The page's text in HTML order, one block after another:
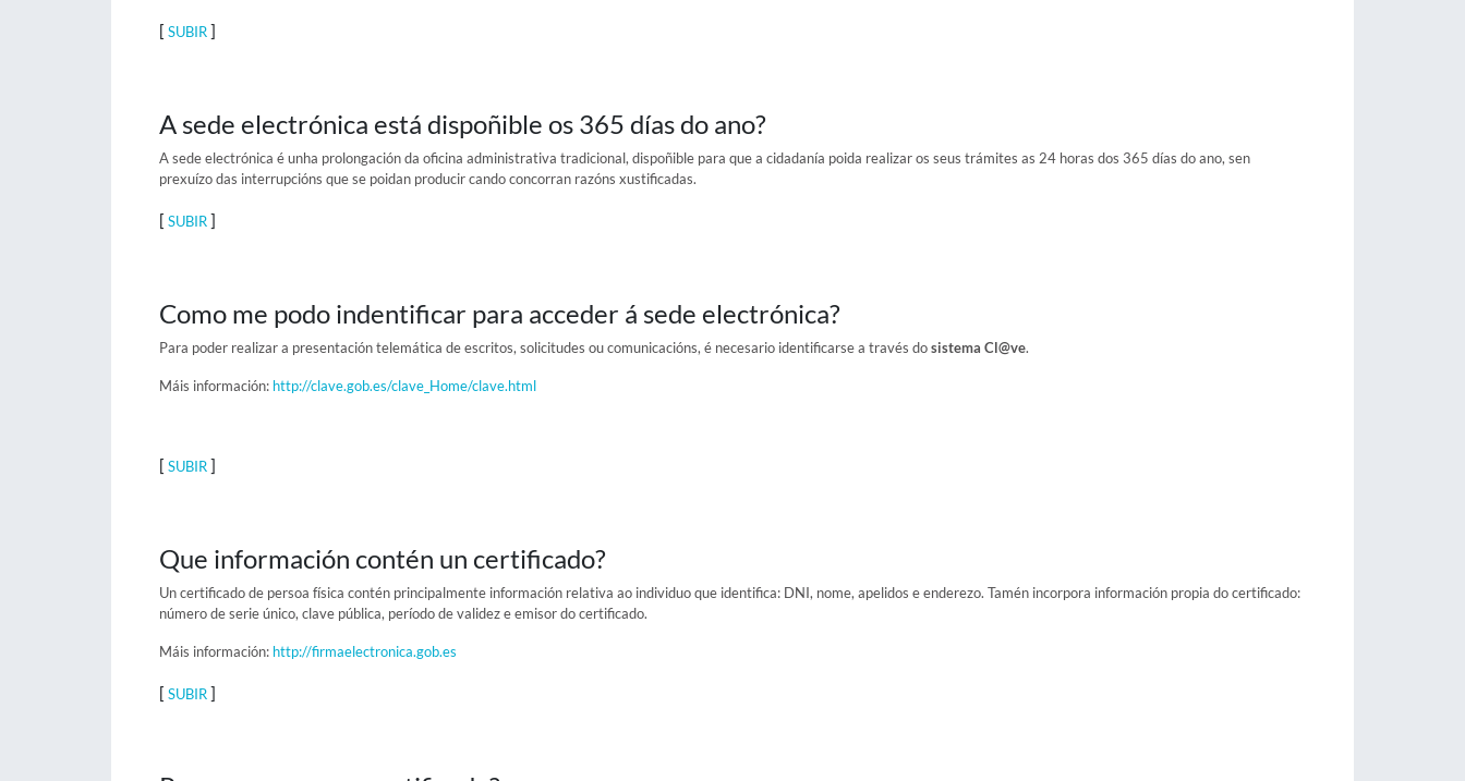
[ SUBIR]
A sede electrónica está dispoñible os 365 días do ano?
A sede electrónica é unha prolongación da oficina administrativa tradicional, dispoñible para que a cidadanía poida realizar os seus trámites as 24 horas dos 365 días do ano, sen
prexuízo das interrupcións que se poidan producir cando concorran razóns xustificadas.
[ SUBIR]
Como me podo indentificar para acceder á sede electrónica?
Para poder realizar a presentación telemática de escritos, solicitudes ou comunicacións, é necesario identificarse a través dosistema Cl@ve.
Máis información: http://clave.gob.es/clave_Home/clave.html
[ SUBIR]
Que información contén un certificado?
Un certificado de persoa física contén principalmente información relativa ao individuo que identifica: DNI, nome, apelidos e enderezo. Tamén incorpora información propia do certificado:
número de serie único, clave pública, período de validez e emisor do certificado.
Máis información: http://firmaelectronica.gob.es
[ SUBIR]